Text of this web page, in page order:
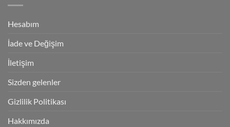
Hesabım
İade ve Değişim
İletişim
Sizden gelenler
Gizlilik Politikası
Hakkımızda